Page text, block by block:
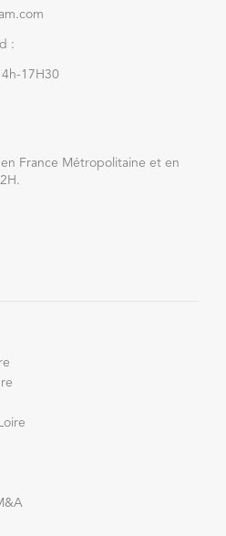
:
17H30
France Métropolitaine et en